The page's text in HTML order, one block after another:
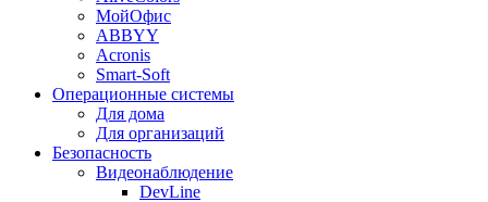
МойОфис
ABBYY
Acronis
Smart-Soft
Операционные системы
Для дома
Для организаций
Безопасность
Видеонаблюдение
DevLine